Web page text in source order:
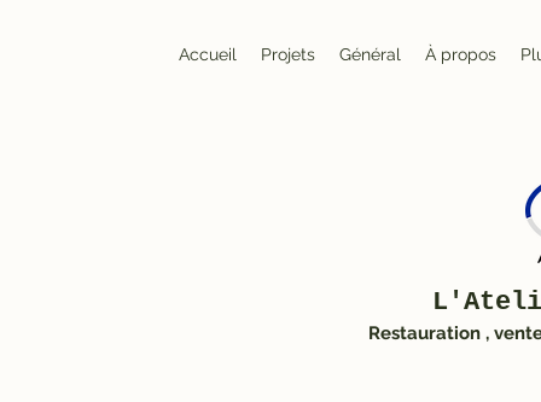
Accueil Projets Général À propos
Restauration ,